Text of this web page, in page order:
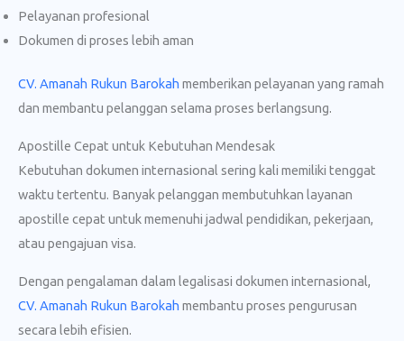
Pelayanan profesional
Dokumen di proses lebih aman
CV. Amanah Rukun Barokah memberikan pelayanan yang ramah
dan membantu pelanggan selama proses berlangsung.
Apostille Cepat untuk Kebutuhan Mendesak
Kebutuhan dokumen internasional sering kali memiliki tenggat
waktu tertentu. Banyak pelanggan membutuhkan layanan
apostille cepat untuk memenuhi jadwal pendidikan, pekerjaan,
atau pengajuan visa.
Dengan pengalaman dalam legalisasi dokumen internasional,
CV. Amanah Rukun Barokah membantu proses pengurusan
secara lebih efisien.